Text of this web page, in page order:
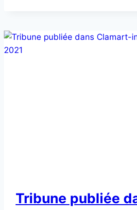
DÉCEMBRE
NON
CLASSÉ
Tribune publiée